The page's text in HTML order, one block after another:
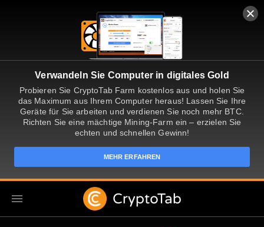
Verwandeln Sie Computer in digitales Gold
Probieren Sie CryptoTab Farm kostenlos aus und holen Sie
das Maximum aus Ihrem Computer heraus! Lassen Sie Ihre
Geräte für Sie arbeiten und verdienen Sie noch mehr BTC.
Richten Sie eine mächtige Mining-Farm ein – erzielen Sie
echten und schnellen Gewinn!
MEHR ERFAHREN